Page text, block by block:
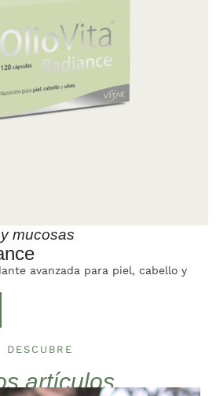
mucosas
avanzada para piel, cabello y
DESCUBRE
artículos